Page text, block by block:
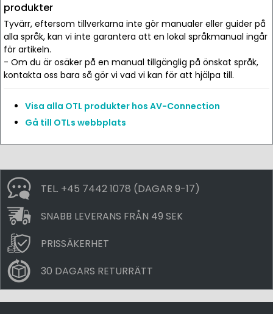
produkter
Tyvärr, eftersom tillverkarna inte gör manualer eller guider på
alla språk, kan vi inte garantera att en lokal språkmanual ingår
för artikeln.
- Om du är osäker på en manual tillgänglig på önskat språk,
kontakta oss bara så gör vi vad vi kan för att hjälpa till.
Visa alla OTL produkter hos AV-Connection
Gå till OTLs webbplats
TEL. +45 7442 1078 (DAGAR 9-17)
SNABB LEVERANS FRÅN 49 SEK
PRISSÄKERHET
30 DAGARS RETURRÄTT